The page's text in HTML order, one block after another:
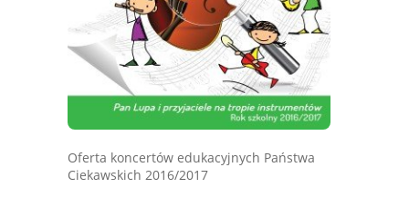
Oferta koncertów edukacyjnych Państwa
Ciekawskich 2016/2017